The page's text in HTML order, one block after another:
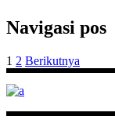
Navigasi pos
1 2 Berikutnya